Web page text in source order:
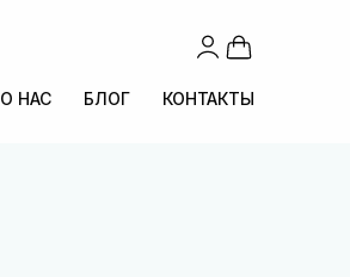
О НАС БЛОГ КОНТАКТЫ